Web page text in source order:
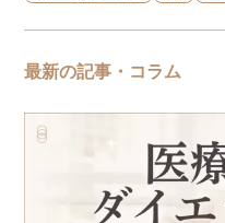
最新の記事・コラム